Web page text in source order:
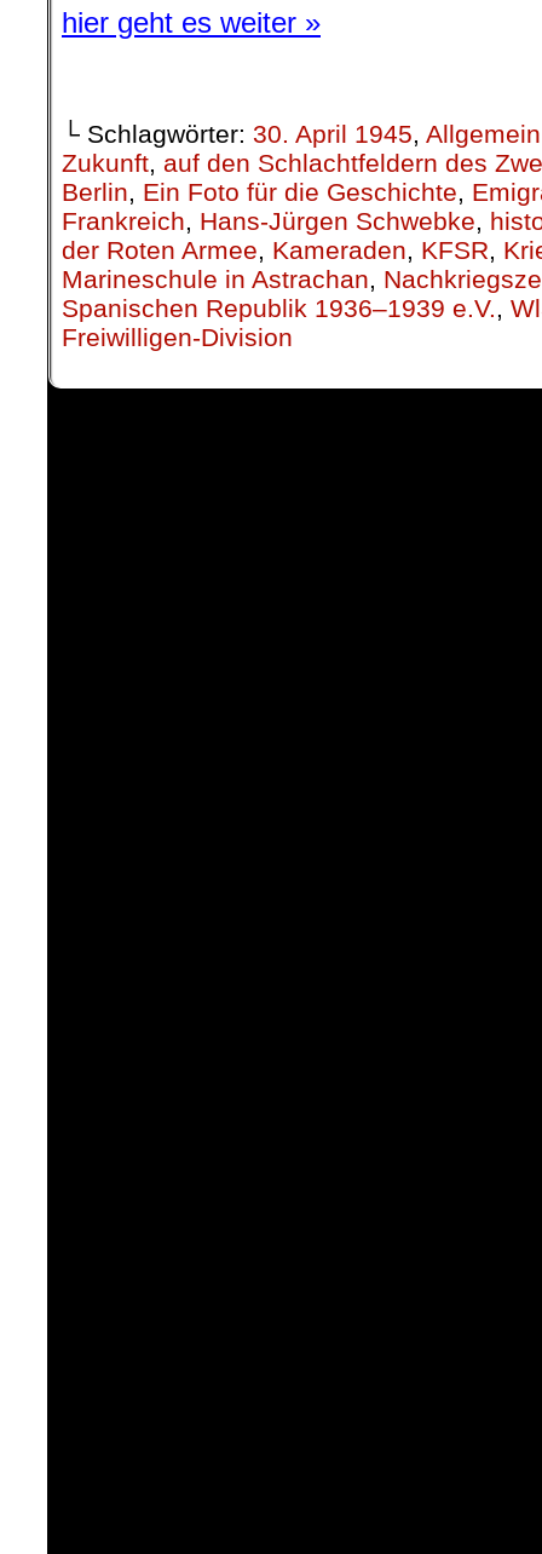
hier geht es weiter »
└ Schlagwörter: 30. April 1945, Allgemein
Zukunft, auf den Schlachtfeldern des
Berlin, Ein Foto für die Geschichte,
Frankreich, Hans-Jürgen Schwebke,
der Roten Armee, Kameraden, KFSR,
Marineschule in Astrachan,
Spanischen Republik 1936–1939 e.V.,
Freiwilligen-Division